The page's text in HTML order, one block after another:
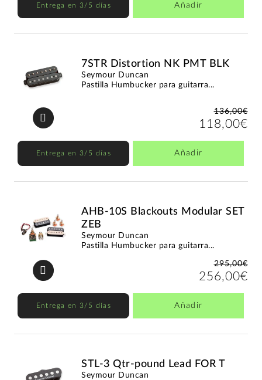
Entrega en 3/5 días Añadir
7STR Distortion NK PMT BLK
Seymour Duncan
Pastilla Humbucker para guitarra...
136,00€
118,00€
Entrega en 3/5 días Añadir
AHB-10S Blackouts Modular SET
ZEB
Seymour Duncan
Pastilla Humbucker para guitarra...
295,00€
256,00€
Entrega en 3/5 días Añadir
STL-3 Qtr-pound Lead FOR T
Seymour Duncan